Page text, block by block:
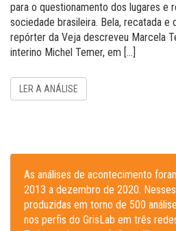
para o questionamento dos lugares e
sociedade brasileira. Bela, recatada e
repórter da Veja descreveu Marcela
interino Michel Temer, em […]
LER A ANÁLISE
As análises de acontecimento
2013 a dezembro de 2020.
produzidas em torno de 500
nos perfis do GrisLab em três